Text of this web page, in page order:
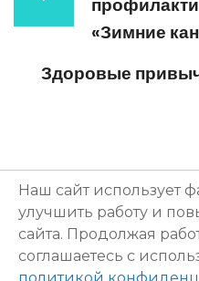
«Зимние
Здоровые
МБОУ "Школа №173 с
предметов имени героя
603146, Нижний Новгород ул.
Наш сайт использует
улучшить работу и
сайта. Продолжая
соглашаетесь с